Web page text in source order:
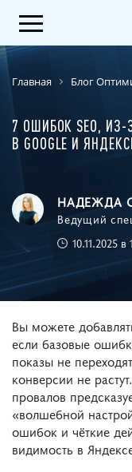
Главная Блог
7 ОШИБОК SEO,
В GOOGLE И
НАДЕЖДА
Ведущий
10.11.2025 в
Вы можете
если базовые
показы не
конверсии не
провалов
«волшебной
ошибок и чёткие
видимость в